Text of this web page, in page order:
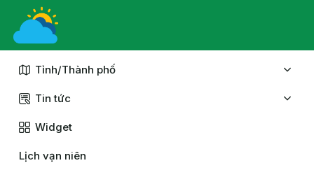
Chuyển
nội
Tỉnh/Thành phố
Tin tức
Widget
Lịch vạn niên